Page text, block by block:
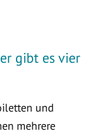
gibt es vier
und
mehrere